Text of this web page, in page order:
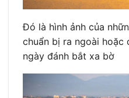
Đó là hình ảnh của
chuẩn bị ra ngoài hoặc
ngày đánh bắt xa bờ